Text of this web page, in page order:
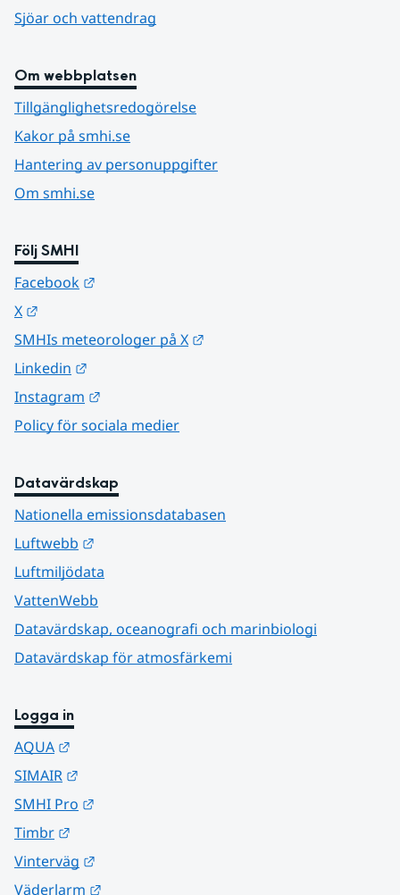
Sjöar och vattendrag
Om webbplatsen
Tillgänglighetsredogörelse
Kakor på smhi.se
Hantering av personuppgifter
Om smhi.se
Följ SMHI
Facebook
X
SMHIs meteorologer på X
Linkedin
Instagram
Policy för sociala medier
Datavärdskap
Nationella emissionsdatabasen
Luftwebb
Luftmiljödata
VattenWebb
Datavärdskap, oceanografi och marinbiologi
Datavärdskap för atmosfärkemi
Logga in
AQUA
SIMAIR
SMHI Pro
Timbr
Vinterväg
Väderlarm